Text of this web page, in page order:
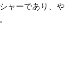
ャーであり、や